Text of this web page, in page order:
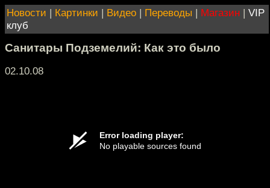
Новости | Картинки | Видео | Переводы | Магазин | VIP
клуб
Санитары Подземелий: Как это было
02.10.08